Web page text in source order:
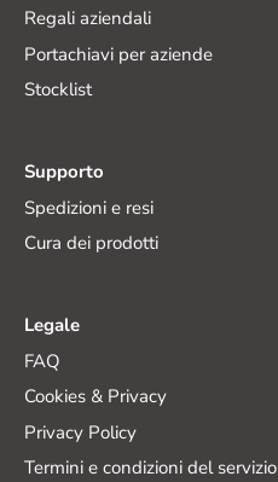
Regali aziendali
Portachiavi per aziende
Stocklist
Supporto
Spedizioni e resi
Cura dei prodotti
Legale
FAQ
Cookies & Privacy
Privacy Policy
Termini e condizioni del servizio